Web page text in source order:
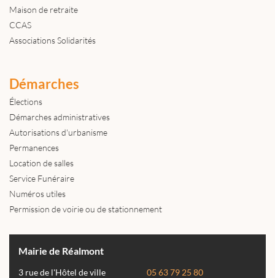
Maison de retraite
CCAS
Associations Solidarités
Démarches
Élections
Démarches administratives
Autorisations d'urbanisme
Permanences
Location de salles
Service Funéraire
Numéros utiles
Permission de voirie ou de stationnement
Mairie de Réalmont
3 rue de l'Hôtel de ville
05 63 79 25 80